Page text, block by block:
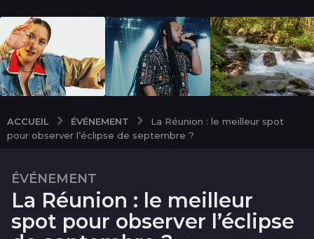
ACCUEIL ÉVÉNEMENT
La Réunion : le meilleur spot
pour observer l’éclipse de septembre ?
1
0
n
ÉVÉNEMENT
La Réunion : le meilleur
spot pour observer l’éclipse